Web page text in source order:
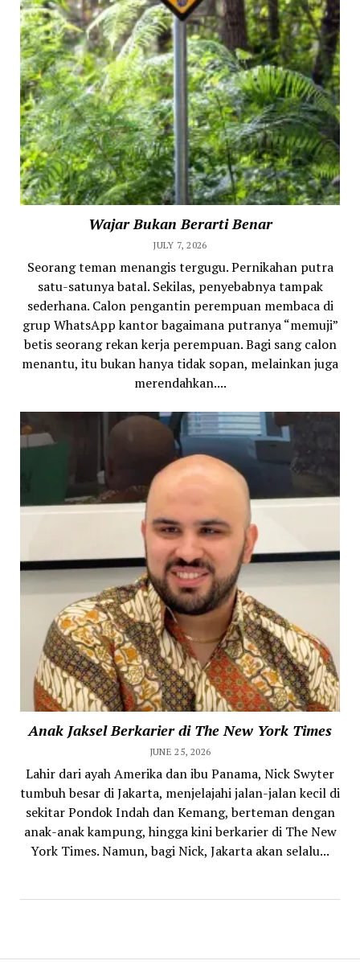
Wajar Bukan Berarti Benar
JULY 7, 2026
Seorang teman menangis tergugu. Pernikahan putra
satu-satunya batal. Sekilas, penyebabnya tampak
sederhana. Calon pengantin perempuan membaca di
grup WhatsApp kantor bagaimana putranya “memuji”
betis seorang rekan kerja perempuan. Bagi sang calon
menantu, itu bukan hanya tidak sopan, melainkan juga
merendahkan....
Anak Jaksel Berkarier di The New York Times
JUNE 25, 2026
Lahir dari ayah Amerika dan ibu Panama, Nick Swyter
tumbuh besar di Jakarta, menjelajahi jalan-jalan kecil di
sekitar Pondok Indah dan Kemang, berteman dengan
anak-anak kampung, hingga kini berkarier di The New
York Times. Namun, bagi Nick, Jakarta akan selalu...